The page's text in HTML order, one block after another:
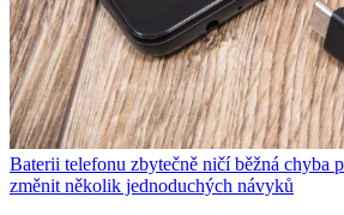
Baterii telefonu zbytečně ničí běžná chyba
změnit několik jednoduchých návyků